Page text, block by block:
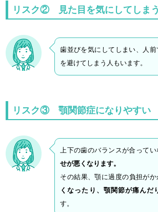
リスク② 見た目を気にしてしまう
歯並びを気にしてしまい、人前
を避けてしまう人もいます。
リスク③ 顎関節症になりやすい
上下の歯のバランスが合って
せが悪くなります。
その結果、顎に過度の負担がか
くなったり、顎関節が痛んだ
す。